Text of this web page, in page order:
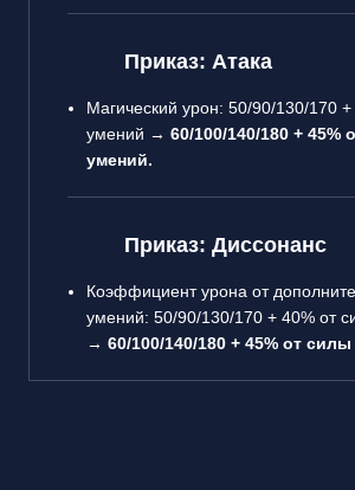
Приказ: Атака
Магический урон: 50/90/130/170
умений → 60/100/140/180 + 45%
умений.
Приказ: Диссонанс
Коэффициент урона от
умений: 50/90/130/170 + 40% от
→ 60/100/140/180 + 45% от